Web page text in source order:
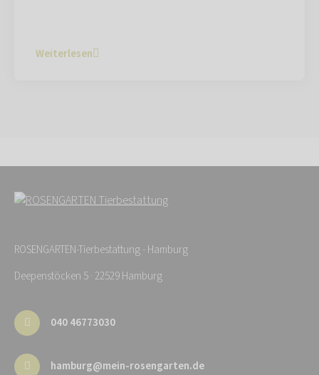
Weiterlesen
ROSENGARTEN-Tierbestattung - Hamburg
Deepenstöcken 5 · 22529 Hamburg
040 46773030
hamburg@mein-rosengarten.de